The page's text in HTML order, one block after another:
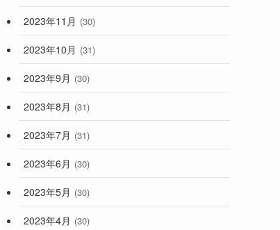
2023年11月 (30)
2023年10月 (31)
2023年9月 (30)
2023年8月 (31)
2023年7月 (31)
2023年6月 (30)
2023年5月 (30)
2023年4月 (30)